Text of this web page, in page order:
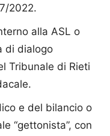
2022.
alla ASL o
di dialogo
Tribunale di Rieti
e del bilancio o
“gettonista”, con